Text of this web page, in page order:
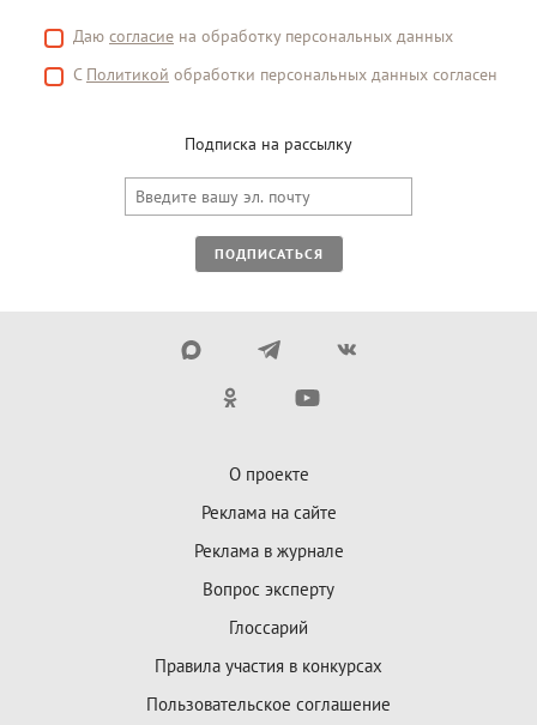
Даю согласие на обработку персональных данных
С Политикой обработки персональных данных согласен
Подписка на рассылку
ПОДПИСАТЬСЯ
О проекте
Реклама на сайте
Реклама в журнале
Вопрос эксперту
Глоссарий
Правила участия в конкурсах
Пользовательское соглашение